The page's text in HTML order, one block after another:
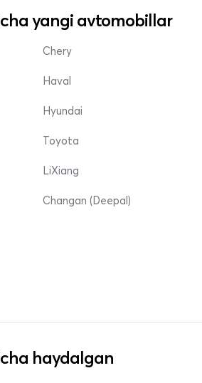
yangi avtomobillar
Chery
Haval
Hyundai
Toyota
LiXiang
Changan (Deepal)
haydalgan